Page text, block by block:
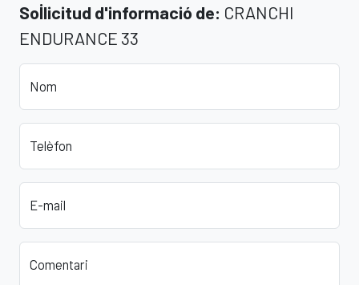
Sol·licitud d'informació de: CRANCHI
ENDURANCE 33
Nom
Telèfon
E-mail
Comentari